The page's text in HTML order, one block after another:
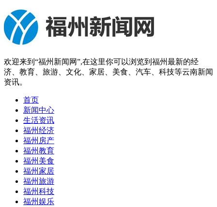
欢迎来到“福州新闻网”,在这里你可以浏览到福州最新的经
济、教育、旅游、文化、家居、美食、汽车、科技等云南新闻
资讯。
首页
新闻中心
生活资讯
福州经济
福州房产
福州教育
福州美食
福州家居
福州旅游
福州科技
福州娱乐